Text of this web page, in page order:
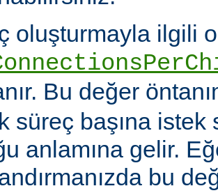
oluşturmayla ilgili
Bu değer
süreç başına istek
anlamına gelir.
bu